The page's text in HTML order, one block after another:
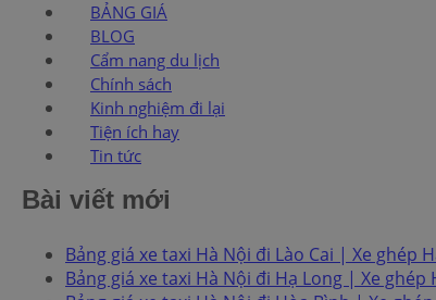
BẢNG GIÁ
BLOG
Cẩm nang du lịch
Chính sách
Kinh nghiệm đi lại
Tiện ích hay
Tin tức
Bài viết mới
Bảng giá xe taxi Hà Nội đi Lào Cai | Xe ghép
Bảng giá xe taxi Hà Nội đi Hạ Long | Xe ghép